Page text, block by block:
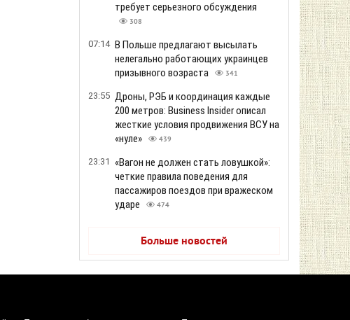
требует серьезного обсуждения
308
07:14 В Польше предлагают высылать
нелегально работающих украинцев
призывного возраста
341
23:55 Дроны, РЭБ и координация каждые
200 метров: Business Insider описал
жесткие условия продвижения ВСУ на
«нуле»
439
23:31
«Вагон не должен стать ловушкой»:
четкие правила поведения для
пассажиров поездов при вражеском
ударе
474
Больше новостей